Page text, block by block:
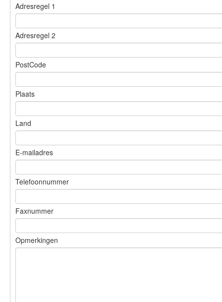
Adresregel 1
Adresregel 2
PostCode
Plaats
Land
E-mailadres
Telefoonnummer
Faxnummer
Opmerkingen